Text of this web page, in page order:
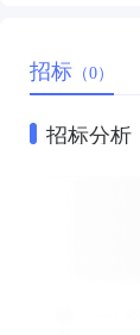
招标 （0）
招标分析